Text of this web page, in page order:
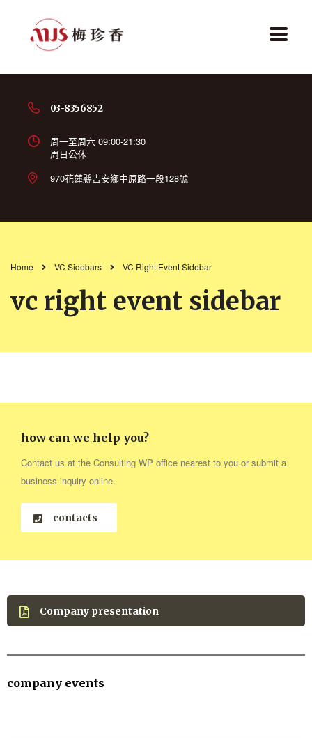
03-8356852
周一至周六 09:00-21:30
周日公休
970花蓮縣吉安鄉中原路一段128號
Home VC Sidebars VC Right Event Sidebar
vc right event sidebar
how can we help you?
Contact us at the Consulting WP office nearest to you or submit a
business inquiry online.
contacts
Company presentation
company events